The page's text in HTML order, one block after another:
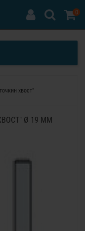
0
хвост"
Ø 19 ММ